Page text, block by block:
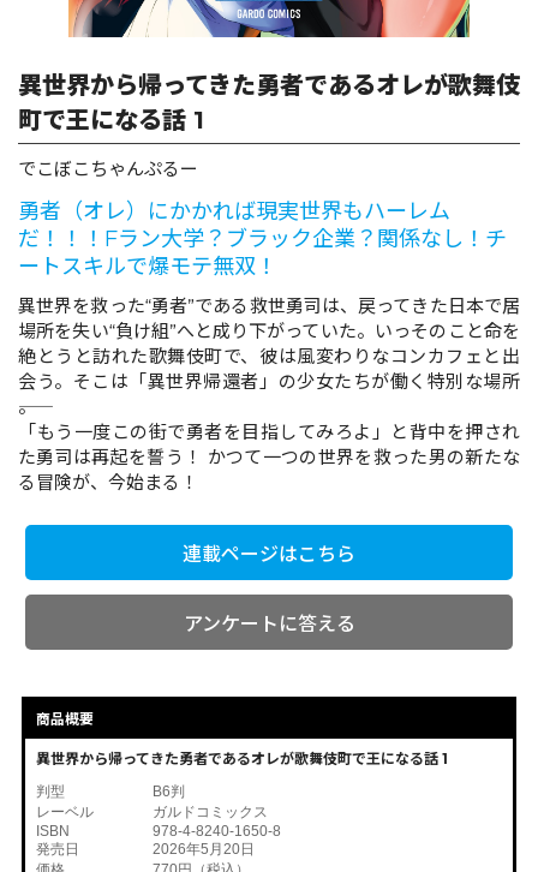
コミックパルフェ
閉じる
異世界から帰ってきた勇者であるオレが歌舞伎
町で王になる話 1
でこぼこちゃんぷるー
勇者（オレ）にかかれば現実世界もハーレム
だ！！！Fラン大学？ブラック企業？関係なし！チ
ートスキルで爆モテ無双！
異世界を救った“勇者”である救世勇司は、戻ってきた日本で居
場所を失い“負け組”へと成り下がっていた。いっそのこと命を
絶とうと訪れた歌舞伎町で、彼は風変わりなコンカフェと出
会う。そこは「異世界帰還者」の少女たちが働く特別な場所
――。
「もう一度この街で勇者を目指してみろよ」と背中を押され
た勇司は再起を誓う！ かつて一つの世界を救った男の新たな
る冒険が、今始まる！
連載ページはこちら
アンケートに答える
商品概要
異世界から帰ってきた勇者であるオレが歌舞伎町で王になる話 1
判型
B6判
レーベル
ガルドコミックス
ISBN
978-4-8240-1650-8
発売日
2026年5月20日